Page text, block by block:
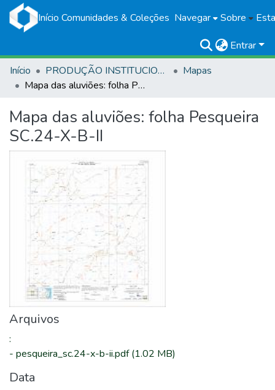
Início Comunidades & Coleções Navegar Sobre
Entrar
Início
PRODUÇÃO INSTITUCIONAL
Mapas
Mapa das aluviões: folha Pesqueira SC.24-X-B-II
Mapa das aluviões: folha Pesqueira
SC.24-X-B-II
Arquivos
:
- pesqueira_sc.24-x-b-ii.pdf(1.02 MB)
Data